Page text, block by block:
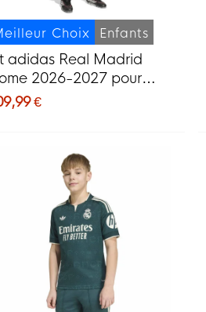
Choix Enfants
adidas Real Madrid
2026-2027 pour
€